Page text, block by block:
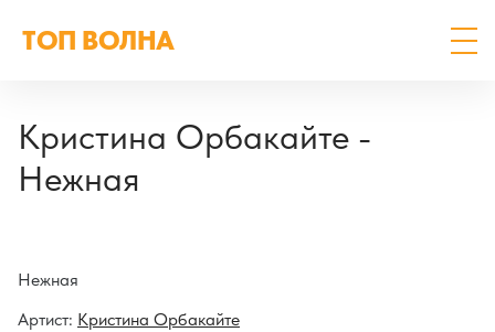
ТОП ВОЛНА
Кристина Орбакайте -
Нежная
Нежная
Артист: Кристина Орбакайте